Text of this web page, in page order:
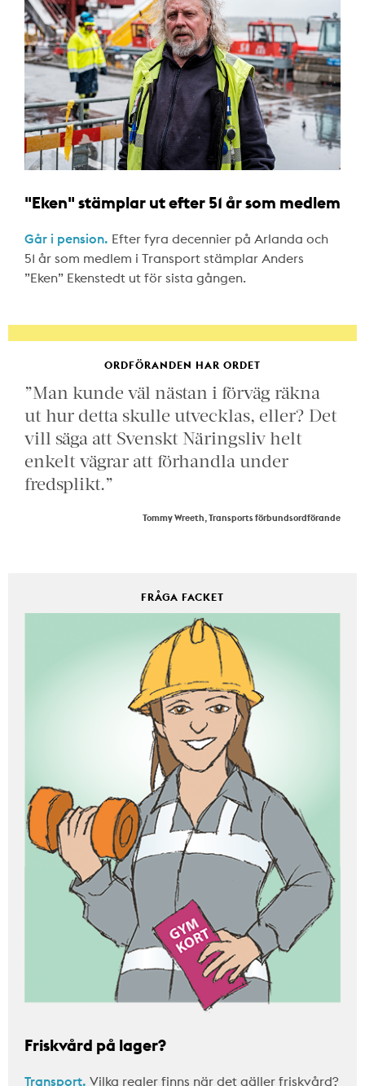
"Eken" stämplar ut efter 51 år som medlem
Går i pension. Efter fyra decennier på Arlanda och
51 år som medlem i Transport stämplar Anders
”Eken” Ekenstedt ut för sista gången.
ORDFÖRANDEN HAR ORDET
”Man kunde väl nästan i förväg räkna
ut hur detta skulle utvecklas, eller? Det
vill säga att Svenskt Näringsliv helt
enkelt vägrar att förhandla under
fredsplikt.”
Tommy Wreeth, Transports förbundsordförande
FRÅGA FACKET
Friskvård på lager?
Transport. Vilka regler finns när det gäller friskvård?